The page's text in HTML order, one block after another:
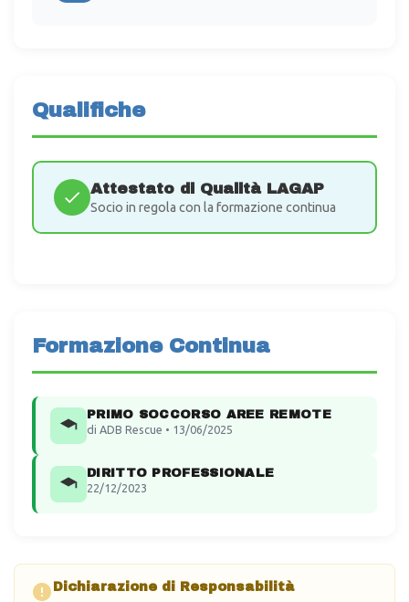
Qualifiche
Attestato di Qualità LAGAP
Socio in regola con la formazione continua
Formazione Continua
PRIMO SOCCORSO AREE REMOTE
di ADB Rescue • 13/06/2025
DIRITTO PROFESSIONALE
22/12/2023
Dichiarazione di Responsabilità